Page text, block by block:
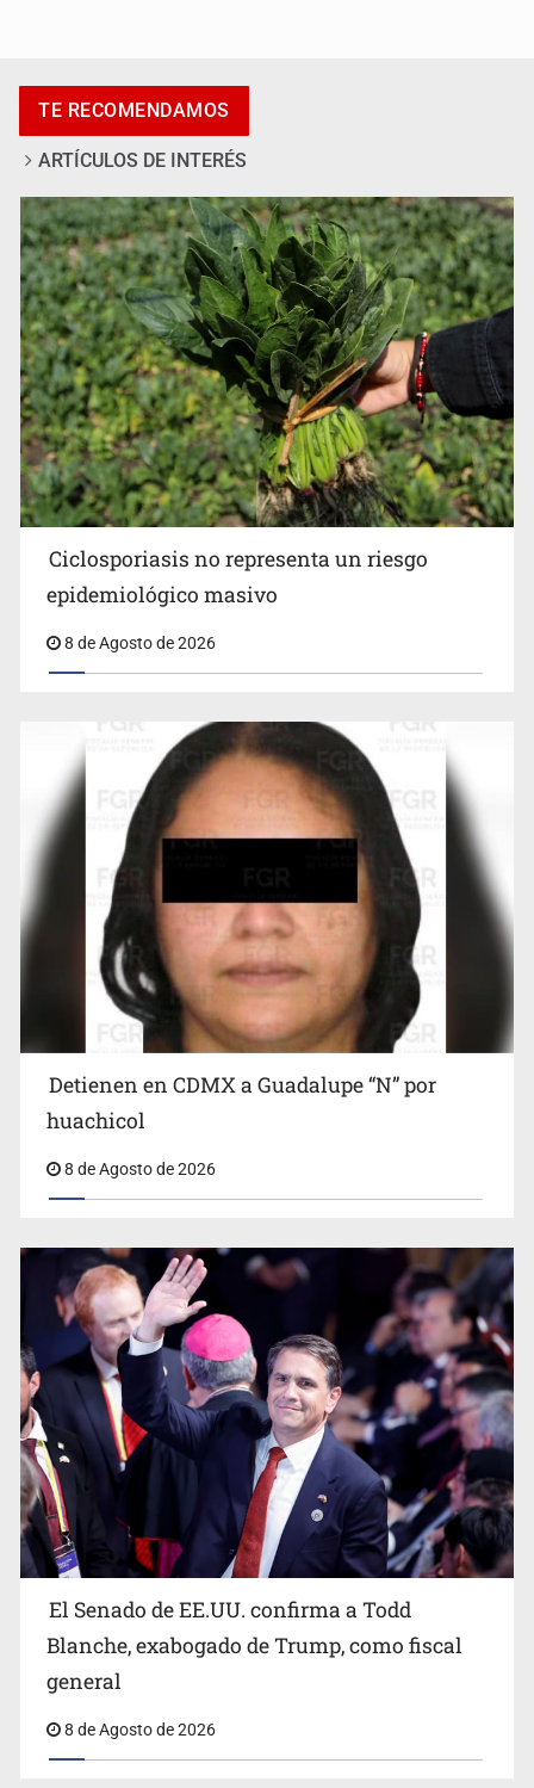
Procesan a el “R1”, presunto líder criminal en Jalisco y
Michoacán
Cae en Zapopan prófugo estadounidense buscado por
Interpol
Ciclosporiasis no representa un riesgo epidemiológico
masivo
TE RECOMENDAMOS
ARTÍCULOS DE INTERÉS
Ciclosporiasis no representa un riesgo
epidemiológico masivo
8 de Agosto de 2026
Detienen en CDMX a Guadalupe “N” por
huachicol
8 de Agosto de 2026
El Senado de EE.UU. confirma a Todd
Blanche, exabogado de Trump, como fiscal
general
8 de Agosto de 2026